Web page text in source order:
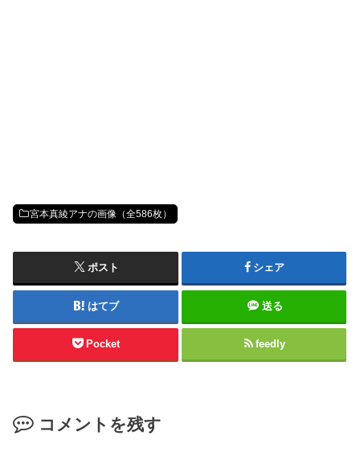
宮本真綾アナの画像（全586枚）
ポスト シェア
はてブ 送る
Pocket feedly
コメントを残す